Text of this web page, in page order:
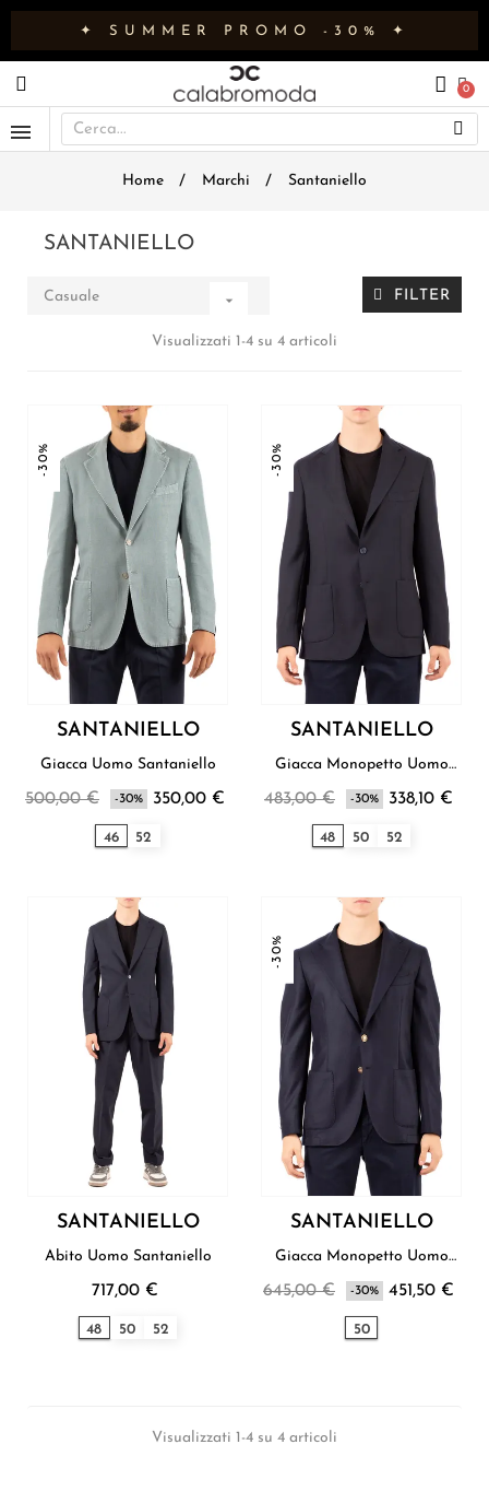
✦ SUMMER PROMO -30% ✦
Home Marchi Santaniello
SANTANIELLO
Casuale  FILTER
Visualizzati 1-4 su 4 articoli
-30%
SANTANIELLO
Giacca Uomo Santaniello
500,00 € -30% 350,00 €
46 52
-30%
SANTANIELLO
Giacca Monopetto Uomo
483,00 € -30% 338,10 €
48 50 52
SANTANIELLO
Abito Uomo Santaniello
717,00 €
48 50 52
-30%
SANTANIELLO
Giacca Monopetto Uomo
645,00 € -30% 451,50 €
50
Visualizzati 1-4 su 4 articoli